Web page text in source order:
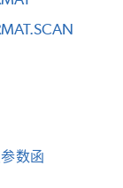
数函